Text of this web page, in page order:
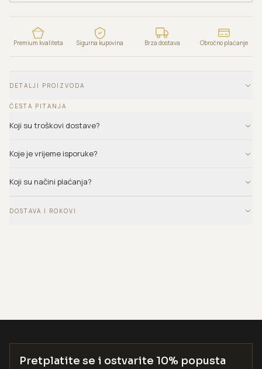
Premium kvaliteta Sigurna kupovina Brza dostava Obročno plaćanje
DETALJI PROIZVODA
ČESTA PITANJA
Koji su troškovi dostave?
Koje je vrijeme isporuke?
Koji su načini plaćanja?
DOSTAVA I ROKOVI
Pretplatite se i ostvarite 10% popusta